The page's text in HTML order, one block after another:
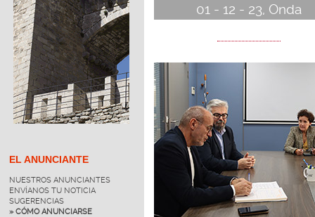
EL ANUNCIANTE
NUESTROS ANUNCIANTES
ENVÍANOS TU NOTICIA
SUGERENCIAS
» CÓMO ANUNCIARSE
01 - 12 - 23, Onda